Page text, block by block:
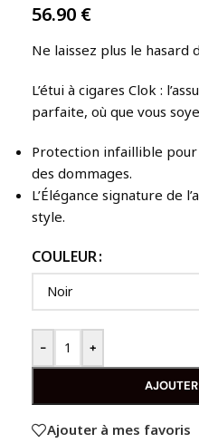
56.90 €
Ne laissez plus le hasard
L’étui à cigares Clok :
parfaite, où que vous
Protection infaillible pour
des dommages.
L’Élégance signature de
style.
COULEUR
- +
Ajouter à mes favoris